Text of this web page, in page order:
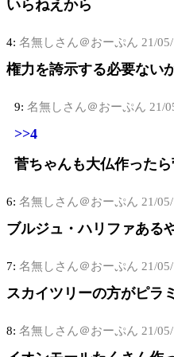
いらねえから
4: 名無しさん＠おーぷん 21/
権力を誇示する必要ない
9: 名無しさん＠おーぷん 21/
>>4
菅ちゃんも大仏作った
6: 名無しさん＠おーぷん 21/
ブルジュ・ハリファある
7: 名無しさん＠おーぷん 21/
スカイツリーの方がピラ
8: 名無しさん＠おーぷん 21/